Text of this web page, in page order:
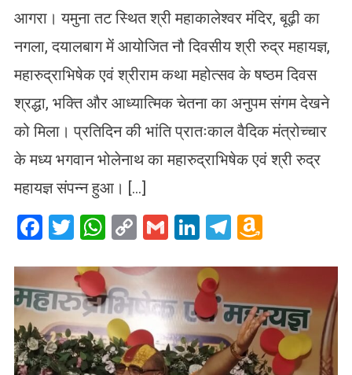
आगरा। यमुना तट स्थित श्री महाकालेश्वर मंदिर, बूढ़ी का
नगला, दयालबाग में आयोजित नौ दिवसीय श्री रुद्र महायज्ञ,
महारुद्राभिषेक एवं श्रीराम कथा महोत्सव के षष्ठम दिवस
श्रद्धा, भक्ति और आध्यात्मिक चेतना का अनुपम संगम देखने
को मिला। प्रतिदिन की भांति प्रातःकाल वैदिक मंत्रोच्चार
के मध्य भगवान भोलेनाथ का महारुद्राभिषेक एवं श्री रुद्र
महायज्ञ संपन्न हुआ। […]
Facebook
Twitter
WhatsApp
CopyGmailLinkedIn
Telegram
List